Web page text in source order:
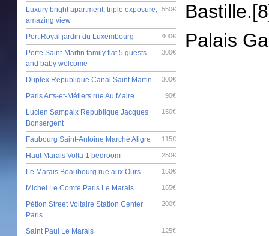
550€
Luxury bright apartment, triple exposure,
amazing view
400€
Port Royal jardin du Luxembourg
300€
Porte Saint-Martin family flat 5 guests
and baby welcome
300€
Duplex Republique Canal Saint Martin
90€
Paris Arts-et-Métiers rue Au Maire
150€
Lucien Sampaix Republique Jacques
Bonsergent
115€
Faubourg Saint-Antoine Marché Aligre
250€
Haut Marais Volta 1 bedroom
160€
Le Marais Beaubourg rue aux Ours
165€
Michel Le Comte Paris Le Marais
200€
Pétion Street Voltaire Station Center
Paris
125€
Saint Paul Le Marais
Palais